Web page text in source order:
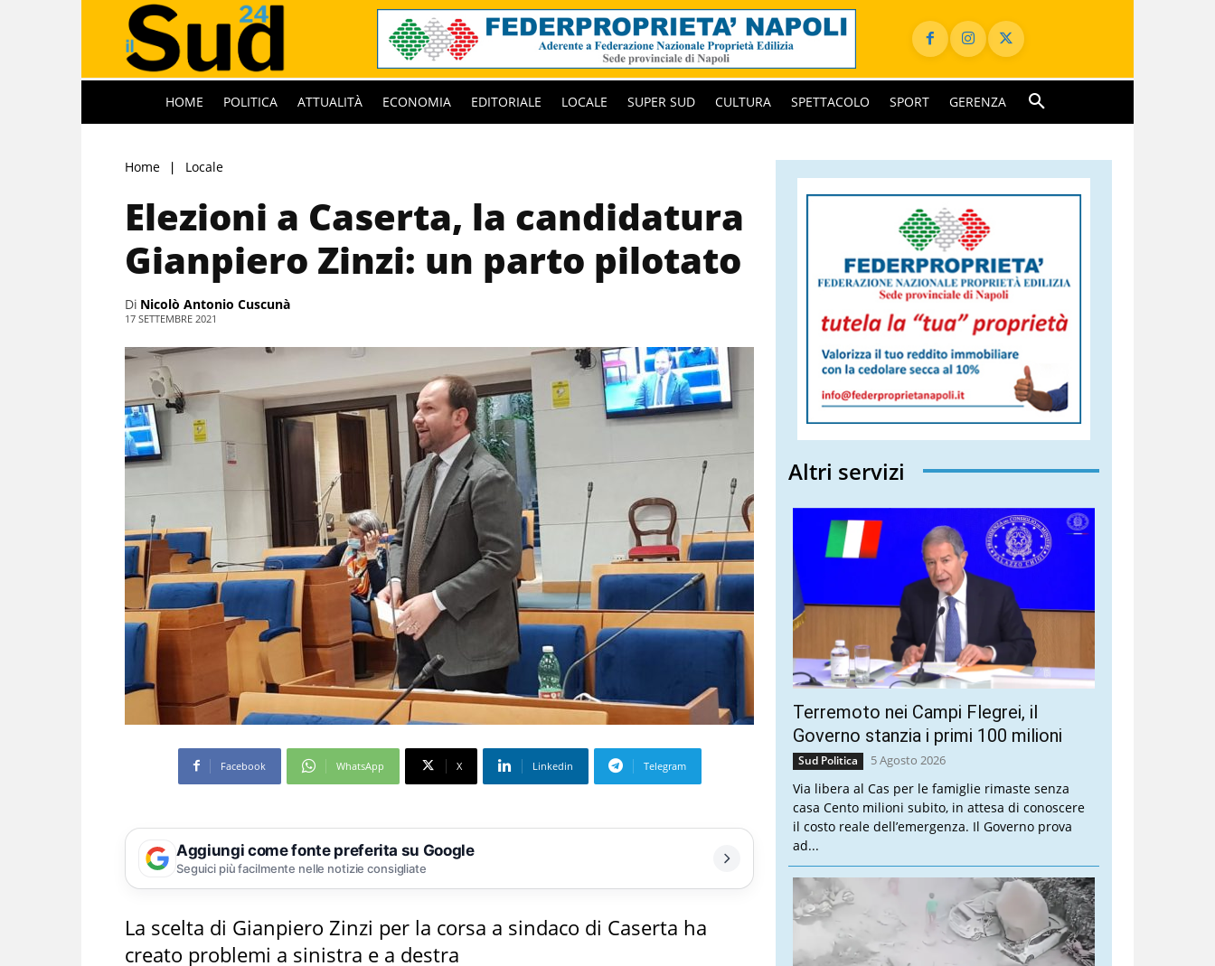
HOME POLITICA ATTUALITÀ ECONOMIA EDITORIALE LOCALE SUPER SUD CULTURA SPETTACOLO SPORT GERENZA
Home Locale
Elezioni a Caserta, la candidatura
Gianpiero Zinzi: un parto pilotato
Di Nicolò Antonio Cuscunà
17 SETTEMBRE 2021
Facebook WhatsApp X Linkedin Telegram
Aggiungi come fonte preferita su Google
Seguici più facilmente nelle notizie consigliate
La scelta di Gianpiero Zinzi per la corsa a sindaco di Caserta ha
creato problemi a sinistra e a destra
Altri servizi
Terremoto nei Campi Flegrei, il
Governo stanzia i primi 100 milioni
Sud Politica 5 Agosto 2026
Via libera al Cas per le famiglie rimaste senza
casa Cento milioni subito, in attesa di conoscere
il costo reale dell’emergenza. Il Governo prova
ad...